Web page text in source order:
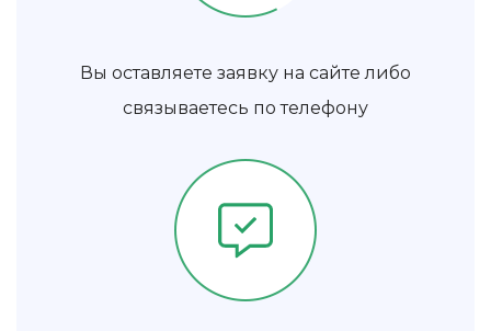
Вы оставляете заявку на сайте либо
связываетесь по телефону